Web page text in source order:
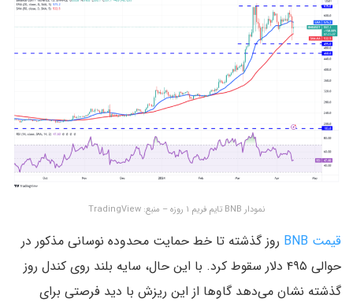
نمودار BNB تایم فریم ۱ روزه – منبع: TradingView
قیمت BNB
روز گذشته تا خط حمایت محدوده نوسانی مذکور در
حوالی ۴۹۵ دلار سقوط کرد. با این حال، سایه بلند روی کندل روز
گذشته نشان می‌دهد گاوها از این ریزش با دید فرصتی برای